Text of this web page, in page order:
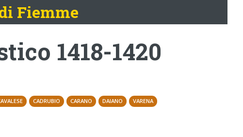
Fiemme
1418-1420
CADRUBIO CARANO DAIANO
VARENA